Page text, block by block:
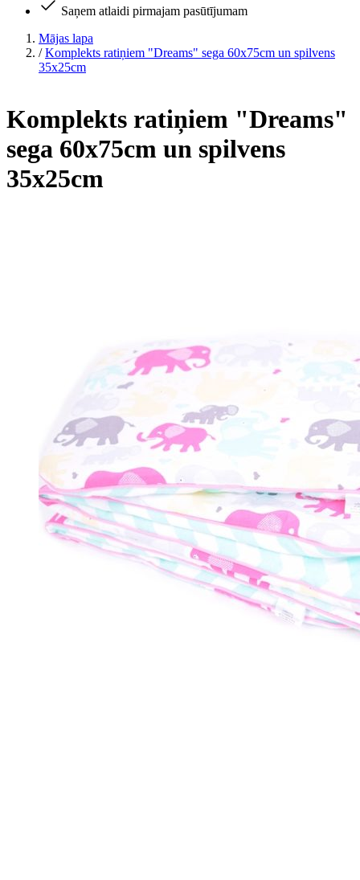
Saņem atlaidi pirmajam pasūtījumam
Mājas lapa
/ Komplekts ratiņiem "Dreams" sega 60x75cm un spilvens
35x25cm
Komplekts ratiņiem "Dreams"
sega 60x75cm un spilvens
35x25cm